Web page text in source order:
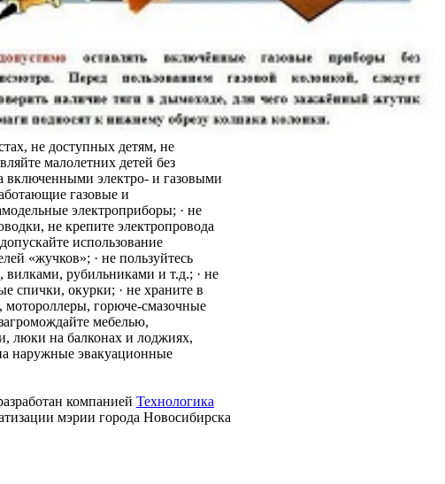
не доступных детям, не
малолетних детей без
включенными электро- и газовыми
газовые и
электроприборы; · не
не крепите электропровода
использование
«жучков»; · не пользуйтесь
рубильниками и т.д.; · не
спички, окурки; · не храните в
горюче-смазочные
мебелью,
люки на балконах и лоджиях,
наружные эвакуационные
компанией Технологика
мэрии города Новосибирска